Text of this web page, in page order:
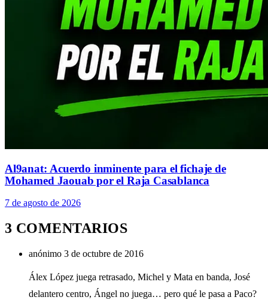
Al9anat: Acuerdo inminente para el fichaje de
Mohamed Jaouab por el Raja Casablanca
7 de agosto de 2026
3 COMENTARIOS
anónimo 3 de octubre de 2016
Álex López juega retrasado, Michel y Mata en banda, José
delantero centro, Ángel no juega… pero qué le pasa a Paco?